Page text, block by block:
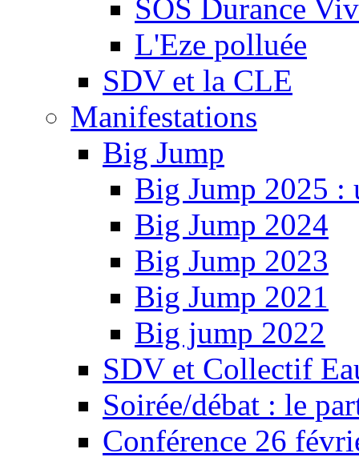
SOS Durance
L'Eze polluée
SDV et la CLE
Manifestations
Big Jump
Big Jump 2025 :
Big Jump 2024
Big Jump 2023
Big Jump 2021
Big jump 2022
SDV et Collectif
Soirée/débat : le
Conférence 26